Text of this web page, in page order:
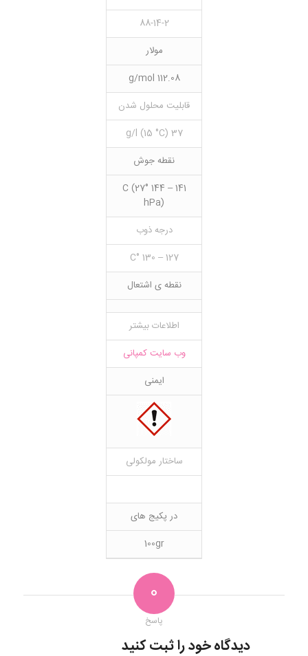
88-14-2
مولار
112.08 g/mol
قابلیت محلول شدن
37 g/l (15 °C)
نقطه جوش
141 – 144 °C (27
hPa)
درجه ذوب
127 – 130 °C
نقطه ی اشتعال
اطلاعات بیشتر
وب سایت کمپانی
ایمنی
ساختار مولکولی
در پکیج های
100gr
0
پاسخ
دیدگاه خود را ثبت کنید